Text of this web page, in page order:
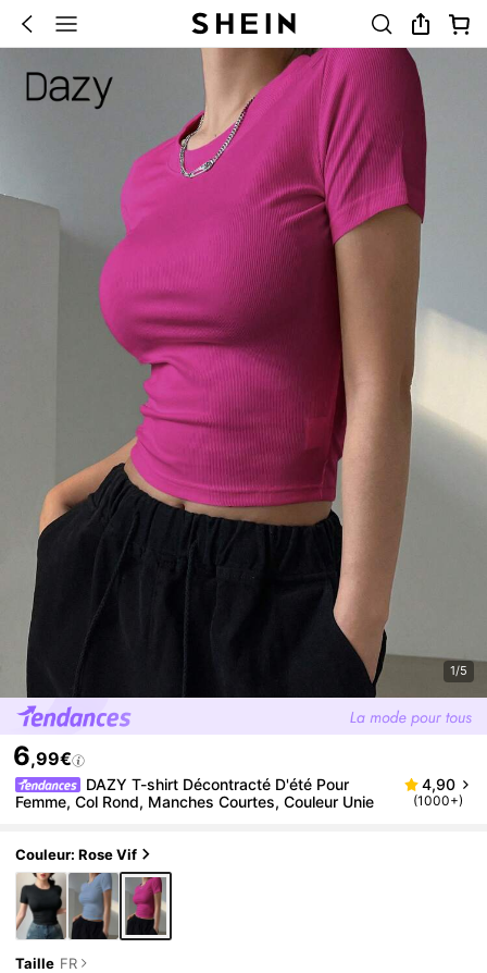
1/5
6,99€
DAZY T-shirt Décontracté D'été Pour
Femme, Col Rond, Manches Courtes, Couleur Unie
4,90
(1000+)
Couleur: Rose Vif
Taille FR